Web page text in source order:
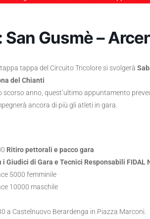
San Gusmè –
tappa del Circuito Tricolore si svolgerà
del Chianti
scorso anno, quest’ultimo appuntamento
ancora di più gli atleti in gara.
Ritiro pettorali e pacco gara
i Giudici di Gara e Tecnici Responsabili FIDAL
5000 femminile
10000 maschile
a Castelnuovo Berardenga in Piazza Marconi.